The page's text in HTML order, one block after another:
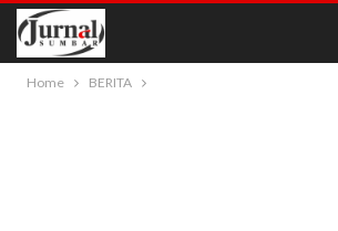
Home BERITA